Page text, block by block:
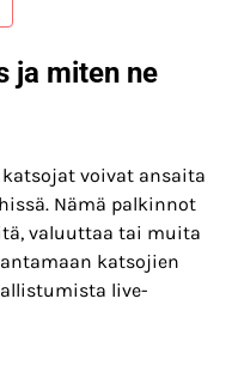
ja miten ne
voivat ansaita
Nämä palkinnot
valuuttaa tai muita
katsojien
live-